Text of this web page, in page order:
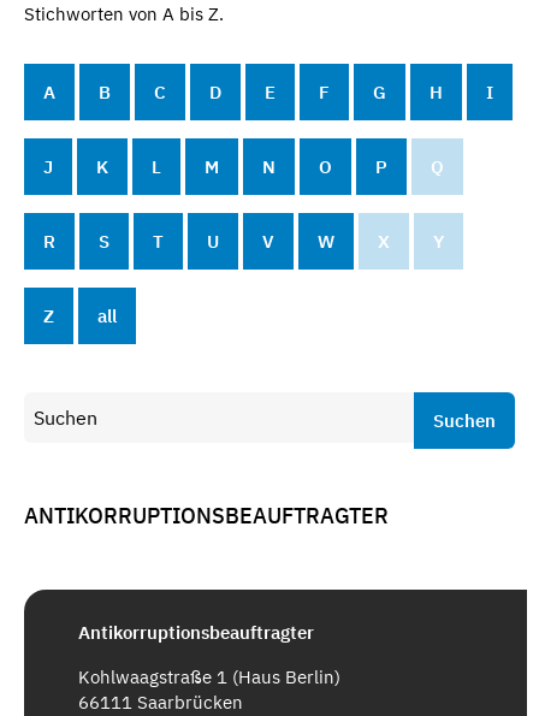
Stichworten von A bis Z.
A B C D E F G H I
J K L M N O P Q
R S T U V W X Y
Z all
Suchen
ANTIKORRUPTIONSBEAUFTRAGTER
Antikorruptionsbeauftragter
Kohlwaagstraße 1 (Haus Berlin)
66111 Saarbrücken